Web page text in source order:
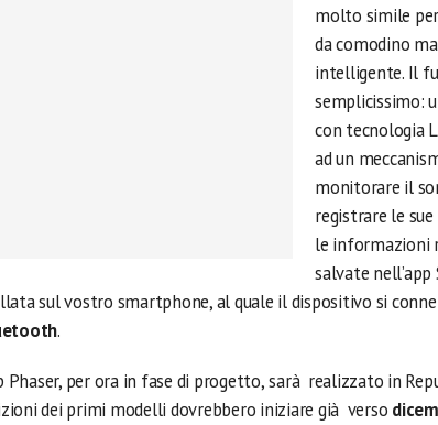
molto simile
da comodino
intelligente. Il
semplicissimo:
con tecnologia
ad un
monitorare il
registrare le
le informazioni
salvate nell’app
sul vostro smartphone, al quale il dispositivo si
.
Phaser, per ora in fase di progetto,sarà realizzato in
dei primi modelli dovrebbero iniziare già verso